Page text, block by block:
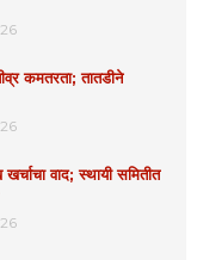
कमतरता; तातडीने
वाद; स्थायी समितीत